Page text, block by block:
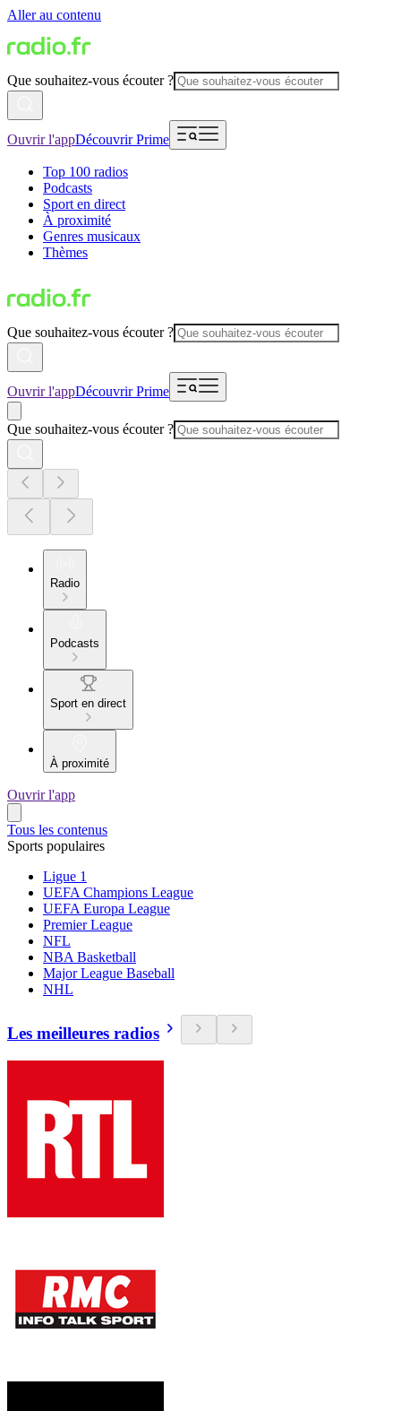
Aller au contenu
Que souhaitez-vous écouter ?
Ouvrir l'appDécouvrir Prime
Top 100 radios
Podcasts
Sport en direct
À proximité
Genres musicaux
Thèmes
Que souhaitez-vous écouter ?
Ouvrir l'appDécouvrir Prime
Que souhaitez-vous écouter ?
Radio
Podcasts
Sport en direct
À proximité
Ouvrir l'app
Tous les contenus
Sports populaires
Ligue 1
UEFA Champions League
UEFA Europa League
Premier League
NFL
NBA Basketball
Major League Baseball
NHL
Les meilleures radios